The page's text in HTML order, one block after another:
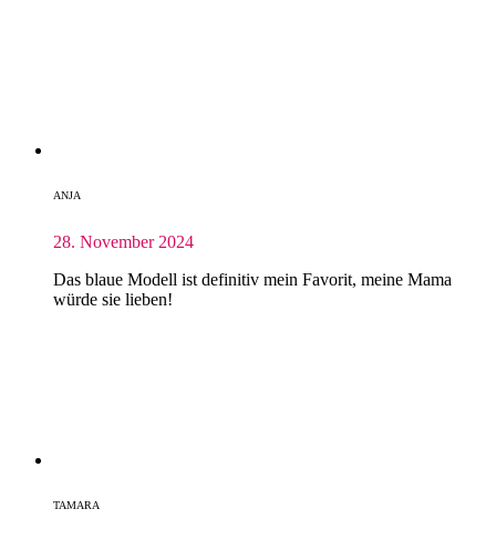
ANJA
28. November 2024
Das blaue Modell ist definitiv mein Favorit, meine Mama
würde sie lieben!
TAMARA